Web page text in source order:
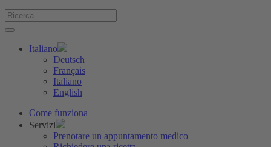
Italiano
Deutsch
Français
Italiano
English
Come funziona
Servizi
Prenotare un appuntamento medico